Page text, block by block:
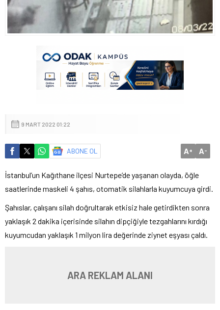
9 MART 2022 01:22
ABONE OL A+ A-
İstanbul’un Kağıthane ilçesi Nurtepe’de yaşanan olayda, öğle
saatlerinde maskeli 4 şahıs, otomatik silahlarla kuyumcuya girdi.
Şahıslar, çalışanı silah doğrultarak etkisiz hale getirdikten sonra
yaklaşık 2 dakika içerisinde silahın dipçiğiyle tezgahlarını kırdığı
kuyumcudan yaklaşık 1 milyon lira değerinde ziynet eşyası çaldı.
ARA REKLAM ALANI